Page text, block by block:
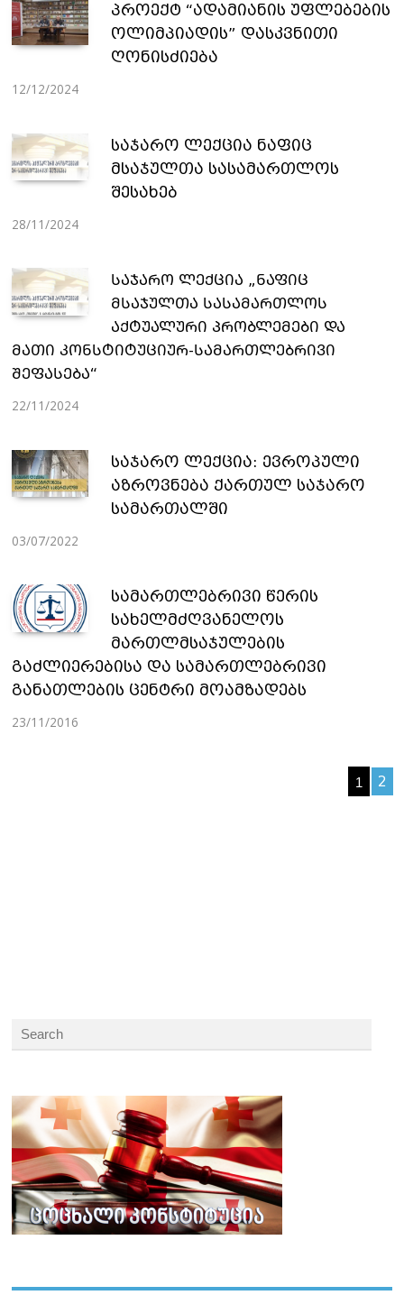
პროექტ “ადამიანის უფლებების
ოლიმპიადის” დასკვნითი
ღონისძიება
12/12/2024
საჯარო ლექცია ნაფიც
მსაჯულთა სასამართლოს
შესახებ
28/11/2024
ᲡᲐᲯᲐᲠᲝ ᲚᲔᲥᲪᲘᲐ „ᲜᲐᲤᲘᲪ
ᲛᲡᲐᲯᲣᲚᲗᲐ ᲡᲐᲡᲐᲛᲐᲠᲗᲚᲝᲡ
ᲐᲥᲢᲣᲐᲚᲣᲠᲘ ᲞᲠᲝᲑᲚᲔᲛᲔᲑᲘ ᲓᲐ
ᲛᲐᲗᲘ ᲙᲝᲜᲡᲢᲘᲢᲣᲪᲘᲣᲠ-ᲡᲐᲛᲐᲠᲗᲚᲔᲑᲠᲘᲕᲘ
ᲨᲔᲤᲐᲡᲔᲑᲐ“
22/11/2024
საჯარო ლექცია: ევროპული
აზროვნება ქართულ საჯარო
სამართალში
03/07/2022
სამართლებრივი წერის
სახელმძღვანელოს
მართლმსაჯულების
გაძლიერებისა და სამართლებრივი
განათლების ცენტრი მოამზადებს
23/11/2016
1 2